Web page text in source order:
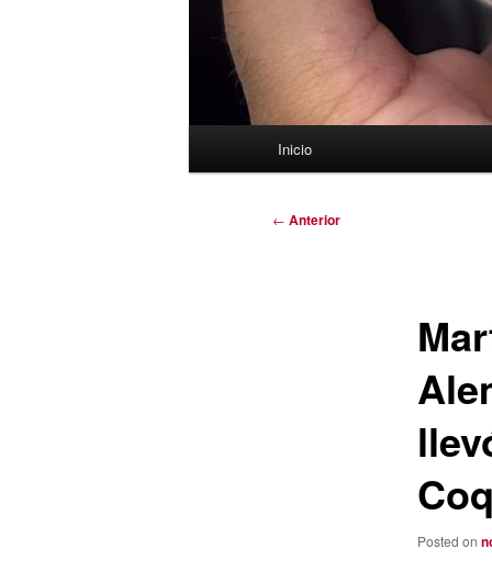
Inicio
Navegación
← Anterior
Posted on